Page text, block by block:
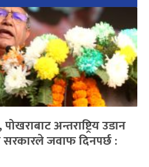
अन्तराष्ट्रिय उडान
जवाफ दिनपर्छ :